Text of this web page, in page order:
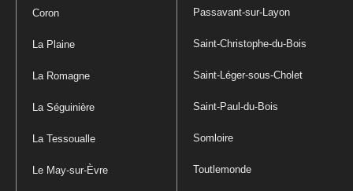
Coron
La Plaine
La Romagne
La Séguinière
La Tessoualle
Le May-sur-Èvre
Passavant-sur-Layon
Saint-Christophe-du-Bois
Saint-Léger-sous-Cholet
Saint-Paul-du-Bois
Somloire
Toutlemonde